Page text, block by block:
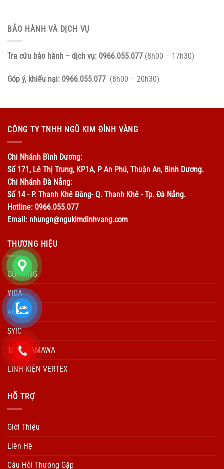
BẢO HÀNH VÀ DỊCH VỤ
Tra cứu bảo hành – dịch vụ: 0966.055.077 (8h00 – 17h30)
Góp ý, khiếu nại: 0966.055.077 (8h00 – 20h30)
CÔNG TY TNHH NGŨ KIM ĐỈNH VÀNG
Chi Nhánh Bình Dương:
Số 171, Lê Thị Trung, KP1A, P An Phú, Thuận An, Bình Dương.
Chi Nhánh Đà Nẳng:
Số 14 - P. Thanh Khê Đông- Q. Thanh Khê - Tp. Đà Nẵng.
Hotline: 0966.055.077
Email: nhungn@ngukimdinhvang.com
THƯƠNG HIỆU
GUHRING
YIDA
ACCUD
SYIC
TARO YAMAWA
LINH KIỆN VERTEX
HÕ TRỢ
Giới Thiệu
Liên Hệ
Câu Hỏi Thường Gặp